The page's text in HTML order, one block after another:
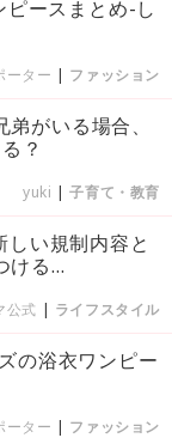
ースまとめ-し
ーター | ファッション
がいる場合、
？
yuki |子育て・教育
い規制内容と
ける...
公式 | ライフスタイル
の浴衣ワンピー
ーター | ファッション